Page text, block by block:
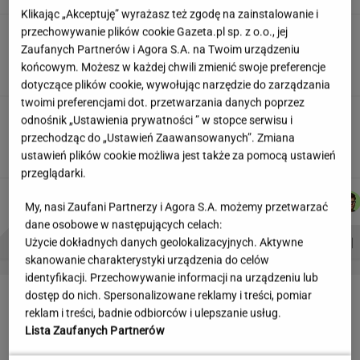
Partnerka Litewki po jego
śmierci: Niektórzy zlecieli się jak sępy
SUBSKRYPCJA
20 lat temu pokazali, że w Polsce też można
zrobić "Amerykę"
MARTA KORYCKA
Autorzy:
SENKOWSKI
TRELA
KIEDROWSKI
KOZŁOWSKI
PROBLEMY POLSKICH SIATKARZY ZNAK Z '30' WISŁAWA SZYMBORSKA
LETNIE OKAZJE
Klikając „Akceptuję” wyrażasz też zgodę na zainstalowanie i
przechowywanie plików cookie Gazeta.pl sp. z o.o., jej
Zaufanych Partnerów i Agora S.A. na Twoim urządzeniu
końcowym. Możesz w każdej chwili zmienić swoje preferencje
dotyczące plików cookie, wywołując narzędzie do zarządzania
twoimi preferencjami dot. przetwarzania danych poprzez
odnośnik „Ustawienia prywatności ” w stopce serwisu i
przechodząc do „Ustawień Zaawansowanych”. Zmiana
ustawień plików cookie możliwa jest także za pomocą ustawień
przeglądarki.
My, nasi Zaufani Partnerzy i Agora S.A. możemy przetwarzać
dane osobowe w następujących celach:
Użycie dokładnych danych geolokalizacyjnych. Aktywne
skanowanie charakterystyki urządzenia do celów
identyfikacji. Przechowywanie informacji na urządzeniu lub
dostęp do nich. Spersonalizowane reklamy i treści, pomiar
reklam i treści, badnie odbiorców i ulepszanie usług.
Lista Zaufanych Partnerów